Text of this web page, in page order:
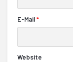
E-Mail*
Website